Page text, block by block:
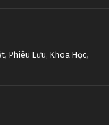
, Phiêu Lưu, Khoa Học,